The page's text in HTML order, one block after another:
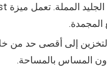
المجمدة.
إلى أقصى حد من
المساس بالمساحة.